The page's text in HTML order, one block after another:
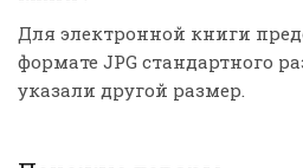
Для электронной книги
формате JPG стандартного
указали другой размер.